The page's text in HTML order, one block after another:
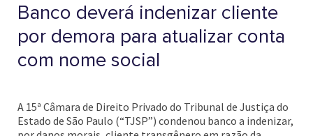
Banco deverá indenizar cliente
por demora para atualizar conta
com nome social
A 15ª Câmara de Direito Privado do Tribunal de Justiça do
Estado de São Paulo (“TJSP”) condenou banco a indenizar,